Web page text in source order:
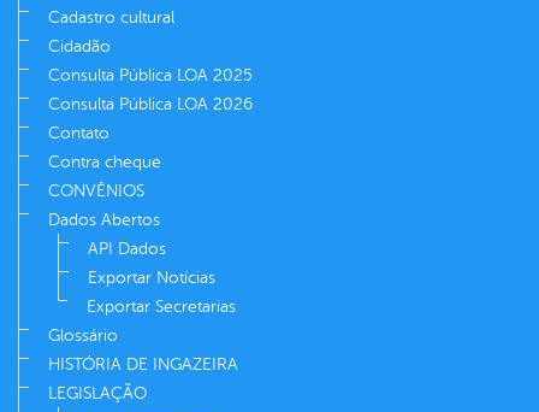
Cadastro cultural
Cidadão
Consulta Pública LOA 2025
Consulta Pública LOA 2026
Contato
Contra cheque
CONVÊNIOS
Dados Abertos
API Dados
Exportar Notícias
Exportar Secretarias
Glossário
HISTÓRIA DE INGAZEIRA
LEGISLAÇÃO